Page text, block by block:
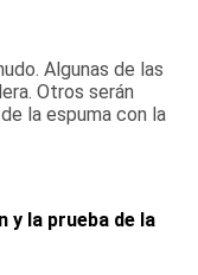
Algunas de las
Otros serán
la espuma con la
y la prueba de la